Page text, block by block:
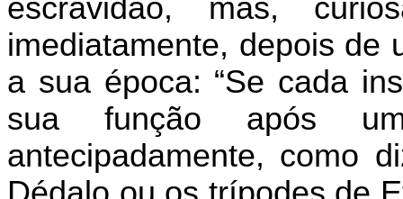
escravidão, mas,
imediatamente, depois de
a sua época: “Se cada
sua função após
antecipadamente, como